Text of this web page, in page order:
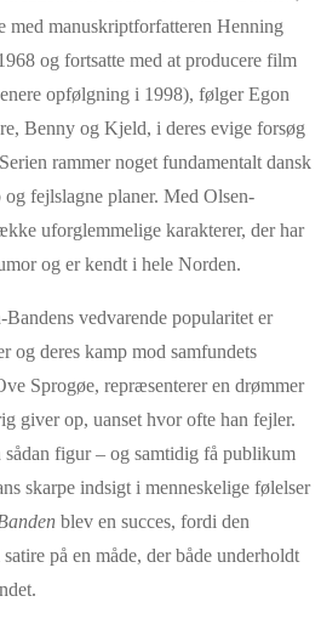
med manuskriptforfatteren Henning
og fortsatte med at producere film
opfølgning i 1998), følger Egon
Benny og Kjeld, i deres evige forsøg
rammer noget fundamentalt dansk
fejlslagne planer. Med Olsen-
uforglemmelige karakterer, der har
og er kendt i hele Norden.
vedvarende popularitet er
og deres kamp mod samfundets
Sprogøe, repræsenterer en drømmer
giver op, uanset hvor ofte han fejler.
figur – og samtidig få publikum
skarpe indsigt i menneskelige følelser
blev en succes, fordi den
på en måde, der både underholdt